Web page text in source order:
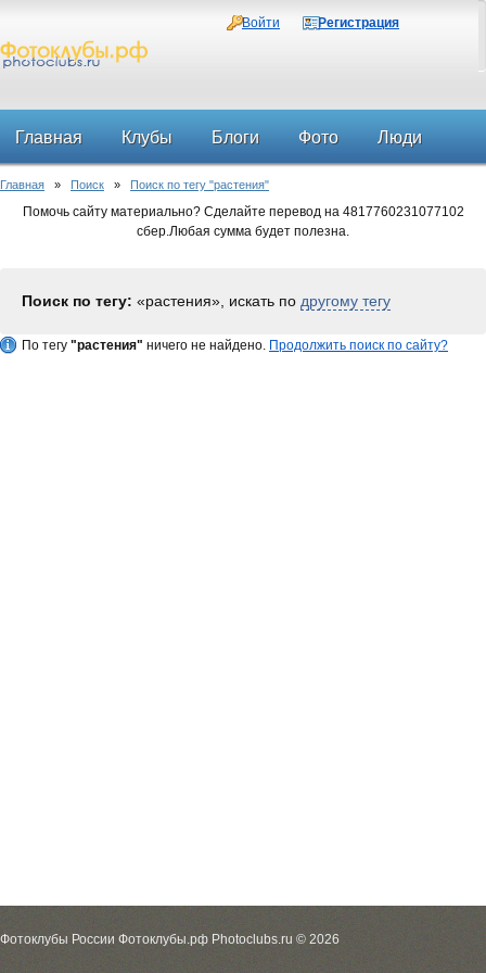
Войти Регистрация
Главная Клубы Блоги Фото Люди
Форум
Главная » Поиск » Поиск по тегу "растения"
Помочь сайту материально? Сделайте перевод на 4817760231077102
сбер.Любая сумма будет полезна.
Поиск по тегу: «растения», искать по другому тегу
По тегу "растения" ничего не найдено. Продолжить поиск по сайту?
Фотоклубы России Фотоклубы.рф Photoclubs.ru © 2026